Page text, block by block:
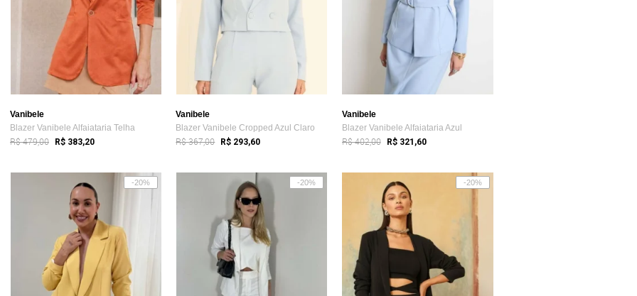
Vanibele
Blazer Vanibele Alfaiataria Telha
R$ 479,00 R$ 383,20
Vanibele
Blazer Vanibele Cropped Azul Claro
R$ 367,00 R$ 293,60
Vanibele
Blazer Vanibele Alfaiataria Azul
R$ 402,00 R$ 321,60
-20% -20% -20%